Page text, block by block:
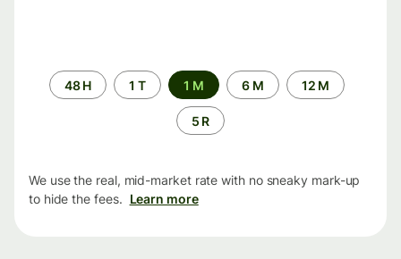
Time
period
48 H 1 T 1 M 6 M 12 M
5 R
We use the real, mid-market rate with no sneaky mark-up
to hide the fees. Learn more